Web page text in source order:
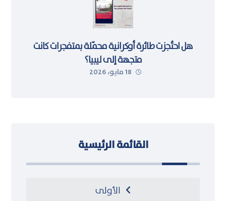
هل احتُجزت طائرة أوكرانية محمّلة بمتفجرات كانت
متجهة إلى ليبيا؟
18 مايو، 2026
القائمة الرئيسية
الأولى